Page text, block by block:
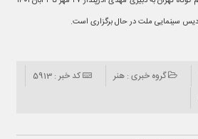
گروه خبری : هنر
کد خبر : 5913